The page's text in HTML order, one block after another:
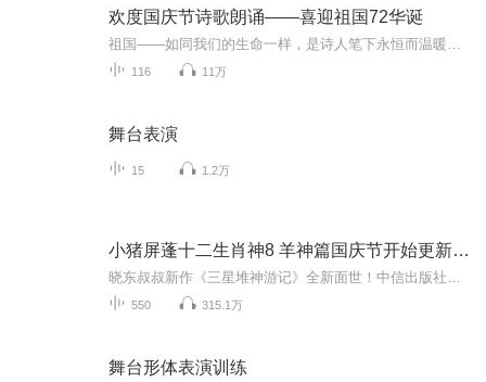
欢度国庆节诗歌朗诵——喜迎祖国72华诞
116 11万
舞台表演
15 1.2万
小猪屏蓬十二生肖神8 羊神篇国庆节开始更新啦！
550 315.1万
舞台形体表演训练